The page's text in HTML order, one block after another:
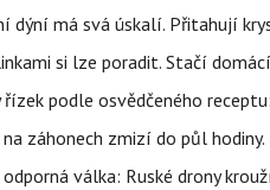
dýní má svá úskalí. Přitahují
si lze poradit. Stačí
řízek podle osvědčeného
na záhonech zmizí do půl
válka: Ruské drony